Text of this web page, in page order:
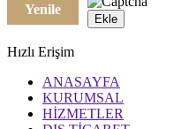
Yenile
Ekle
Hızlı Erişim
ANASAYFA
KURUMSAL
HİZMETLER